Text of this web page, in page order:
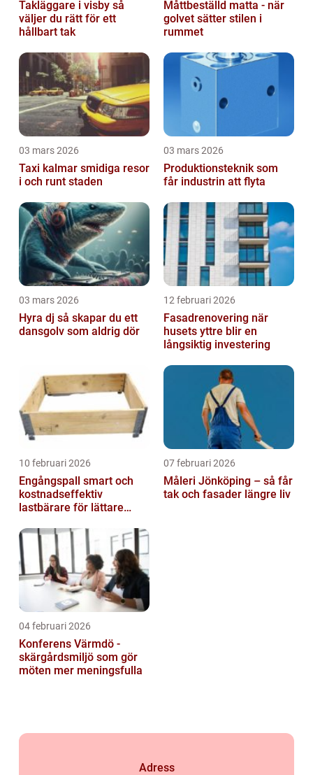
Takläggare i visby så
väljer du rätt för ett
hållbart tak
Måttbeställd matta - när
golvet sätter stilen i
rummet
03 mars 2026
Taxi kalmar smidiga resor
i och runt staden
03 mars 2026
Produktionsteknik som
får industrin att flyta
03 mars 2026
Hyra dj så skapar du ett
dansgolv som aldrig dör
12 februari 2026
Fasadrenovering när
husets yttre blir en
långsiktig investering
10 februari 2026
Engångspall smart och
kostnadseffektiv
lastbärare för lättare
07 februari 2026
Måleri Jönköping – så får
tak och fasader längre liv
04 februari 2026
Konferens Värmdö -
skärgårdsmiljö som gör
möten mer meningsfulla
Adress